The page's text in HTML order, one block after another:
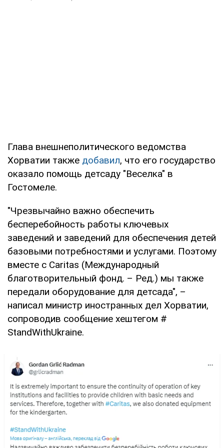
Глава внешнеполитического ведомства
Хорватии также добавил, что его государство
оказало помощь детсаду "Веселка" в
Гостомеле.
"Чрезвычайно важно обеспечить
бесперебойность работы ключевых
заведений и заведений для обеспечения детей
базовыми потребностями и услугами. Поэтому
вместе с Caritas (Международный
благотворительный фонд. – Ред.) мы также
передали оборудование для детсада", –
написал министр иностранных дел Хорватии,
сопроводив сообщение хештегом #
StandWithUkraine.